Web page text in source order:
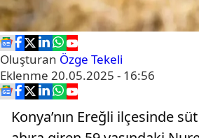
Oluşturan Özge Tekeli
Eklenme 20.05.2025 - 16:56
Konya’nın Ereğli ilçesinde